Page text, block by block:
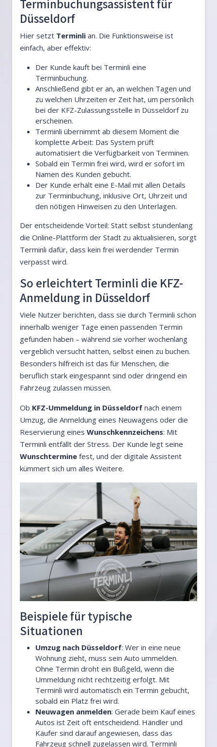
Terminbuchungsassistent für
Düsseldorf
Hier setzt Terminli an. Die Funktionsweise ist
einfach, aber effektiv:
Der Kunde kauft bei Terminli eine
Terminbuchung.
Anschließend gibt er an, an welchen Tagen und
zu welchen Uhrzeiten er Zeit hat, um persönlich
bei der KFZ-Zulassungsstelle in Düsseldorf zu
erscheinen.
Terminli übernimmt ab diesem Moment die
komplette Arbeit: Das System prüft
automatisiert die Verfügbarkeit von Terminen.
Sobald ein Termin frei wird, wird er sofort im
Namen des Kunden gebucht.
Der Kunde erhält eine E-Mail mit allen Details
zur Terminbuchung, inklusive Ort, Uhrzeit und
den nötigen Hinweisen zu den Unterlagen.
Der entscheidende Vorteil: Statt selbst stundenlang
die Online-Plattform der Stadt zu aktualisieren, sorgt
Terminli dafür, dass kein frei werdender Termin
verpasst wird.
So erleichtert Terminli die KFZ-
Anmeldung in Düsseldorf
Viele Nutzer berichten, dass sie durch Terminli schon
innerhalb weniger Tage einen passenden Termin
gefunden haben – während sie vorher wochenlang
vergeblich versucht hatten, selbst einen zu buchen.
Besonders hilfreich ist das für Menschen, die
beruflich stark eingespannt sind oder dringend ein
Fahrzeug zulassen müssen.
Ob KFZ-Ummeldung in Düsseldorf nach einem
Umzug, die Anmeldung eines Neuwagens oder die
Reservierung eines Wunschkennzeichens: Mit
Terminli entfällt der Stress. Der Kunde legt seine
Wunschtermine fest, und der digitale Assistent
kümmert sich um alles Weitere.
Beispiele für typische
Situationen
Umzug nach Düsseldorf: Wer in eine neue
Wohnung zieht, muss sein Auto ummelden.
Ohne Termin droht ein Bußgeld, wenn die
Ummeldung nicht rechtzeitig erfolgt. Mit
Terminli wird automatisch ein Termin gebucht,
sobald ein Platz frei wird.
Neuwagen anmelden: Gerade beim Kauf eines
Autos ist Zeit oft entscheidend. Händler und
Käufer sind darauf angewiesen, dass das
Fahrzeug schnell zugelassen wird. Terminli